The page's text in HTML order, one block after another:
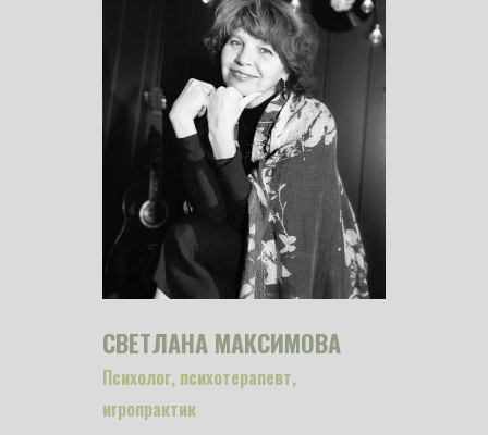
СВЕТЛАНА МАКСИМОВА
Психолог, психотерапевт,
игропрактик